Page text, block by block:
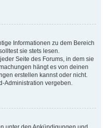
Informationen zu dem Bereich
sie stets lesen.
Seite des Forums, in dem sie
hängt es von deinen
erstellen kannst oder nicht.
Administration vergeben.